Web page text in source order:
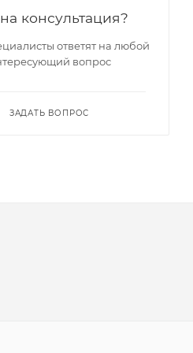
консультация?
ответят на любой
вопрос
ЗАДАТЬ ВОПРОС